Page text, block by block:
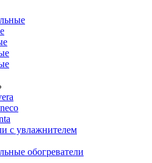
с увлажнителем
обогреватели